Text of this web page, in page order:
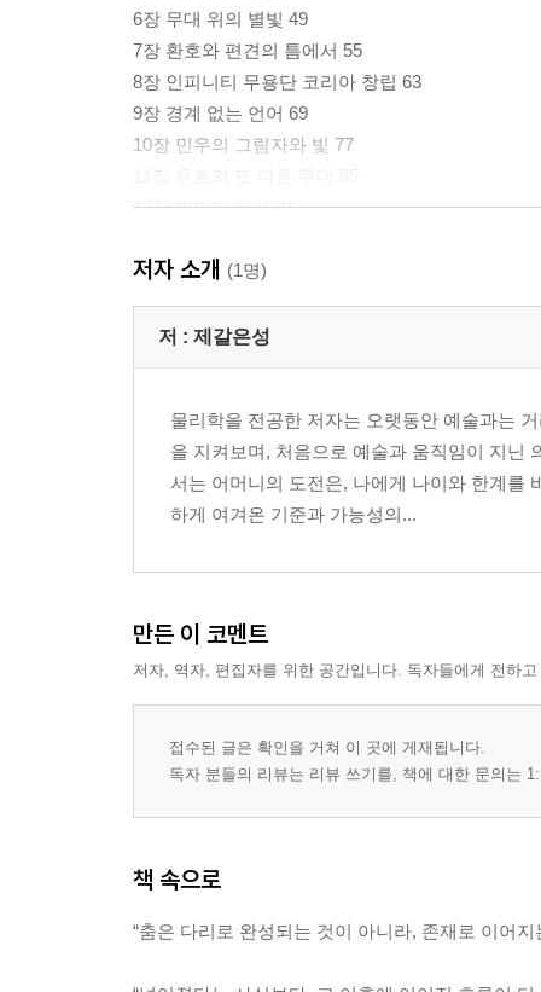
6장 무대 위의 별빛 49
7장 환호와 편견의 틈에서 55
8장 인피니티 무용단 코리아 창립 63
9장 경계 없는 언어 69
10장 민우의 그림자와 빛 77
12장 별빛의 유산 91
저자 소개 (1명)
저 : 제갈은성
물리학을 전공한 저자는 오랫동안 예술과는
을 지켜보며, 처음으로 예술과 움직임이 지닌
서는 어머니의 도전은, 나에게 나이와 한계를
하게 여겨온 기준과 가능성의...
만든 이 코멘트
저자, 역자, 편집자를 위한 공간입니다. 독자들에게 전하
접수된 글은 확인을 거쳐 이 곳에 게재됩니다.
독자 분들의 리뷰는 리뷰 쓰기를, 책에 대한 문의는
책 속으로
“춤은 다리로 완성되는 것이 아니라, 존재로 이어